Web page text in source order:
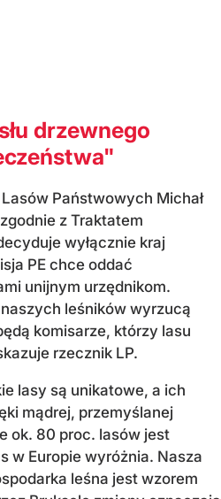
drzewnego
Państwowych Michał
z Traktatem
wyłącznie kraj
PE chce oddać
unijnym urzędnikom.
leśników wyrzucą
komisarze, którzy lasu
rzecznik LP.
lasy są unikatowe, a ich
mądrej, przemyślanej
ok. 80 proc. lasów jest
w Europie wyróżnia. Nasza
leśna jest wzorem